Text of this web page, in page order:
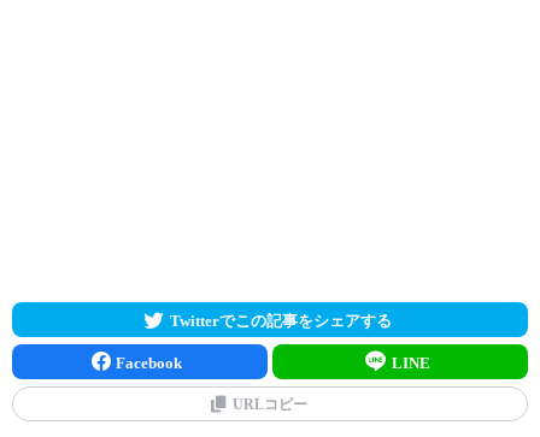
Twitterでこの記事をシェアする
Facebook LINE
URLコピー